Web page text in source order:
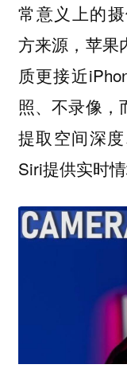
常意义上的
方来源，苹果
质更接近
照、不录像，
提取空间深
Siri提供实时情